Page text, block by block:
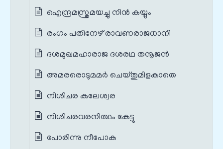
ഐന്ദ്രമസ്ത്രമയച്ചു നിൻ കയ്യും
രംഗം പതിനേഴ് രാവണരാജധാനി
ദശമുഖമഹാരാജ ദശരഥ തനൂജൻ
അമരരൊടുമമർ ചെയ്തുമിളകാതെ
നിശിചര കുലേശ്വര
നിശിചരവരനിത്ഥം കേട്ടു
പോരിന്നു നീപോക